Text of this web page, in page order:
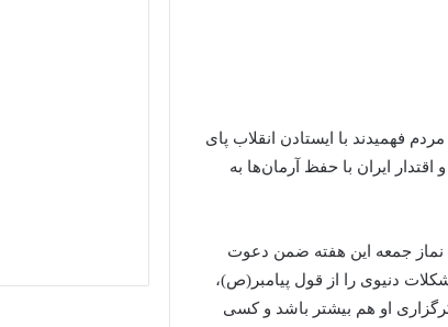
فهمیدند با ایستادن انقلاب پای
اقتدار ایران با حفظ آرمان‌ها به
نماز جمعه این هفته ضمن دعوت
دنیوی را از قول پیامبر(ص)،
او هم بیشتر باشد و کسی